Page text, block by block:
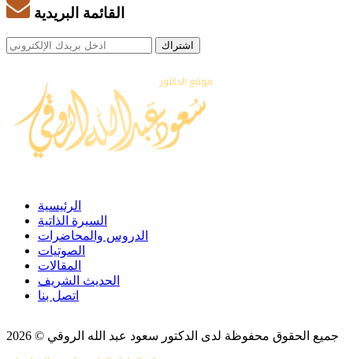
القائمة البريدية
الرئيسية
السيرة الذاتية
الدروس والمحاضرات
الصوتيات
المقالات
الحديث الشريف
اتصل بنا
جميع الحقوق محفوظة لدى الدكتور سعود عبد الله الروقي © 2026